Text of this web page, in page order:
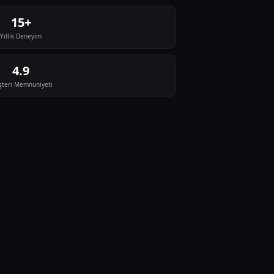
15+
Yıllık Deneyim
4.9
Memnuniyeti